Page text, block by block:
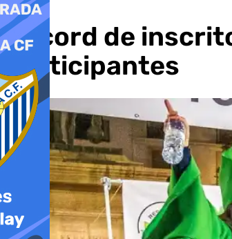
Récord de
participantes